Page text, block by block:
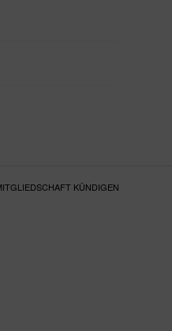
KÜNDIGEN